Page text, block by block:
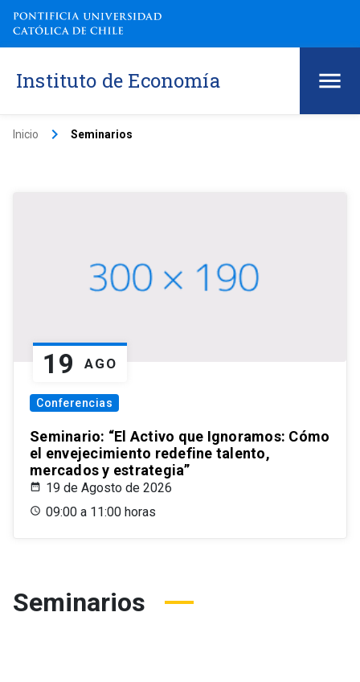
Instituto de Economía
Inicio keyboard_arrow_right Seminarios
19 AGO
Conferencias
Seminario: “El Activo que Ignoramos: Cómo
el envejecimiento redefine talento,
mercados y estrategia”
19 de Agosto de 2026
09:00 a 11:00 horas
Seminarios